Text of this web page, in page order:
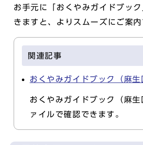
お手元に「おくやみガイドブッ
きますと、よりスムーズにご案内
関連記事
おくやみガイドブック（麻生
おくやみガイドブック（麻
ァイルで確認できます。